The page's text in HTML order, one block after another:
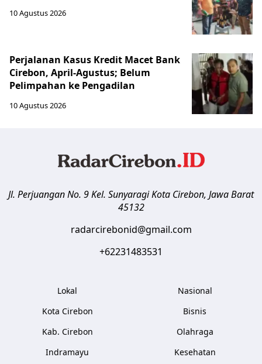
10 Agustus 2026
Perjalanan Kasus Kredit Macet Bank
Cirebon, April-Agustus; Belum
Pelimpahan ke Pengadilan
10 Agustus 2026
Jl. Perjuangan No. 9 Kel. SunyaragiKota Cirebon, Jawa Barat
45132
radarcirebonid@gmail.com
+62231483531
Lokal
Kota Cirebon
Kab. Cirebon
Indramayu
Nasional
Bisnis
Olahraga
Kesehatan